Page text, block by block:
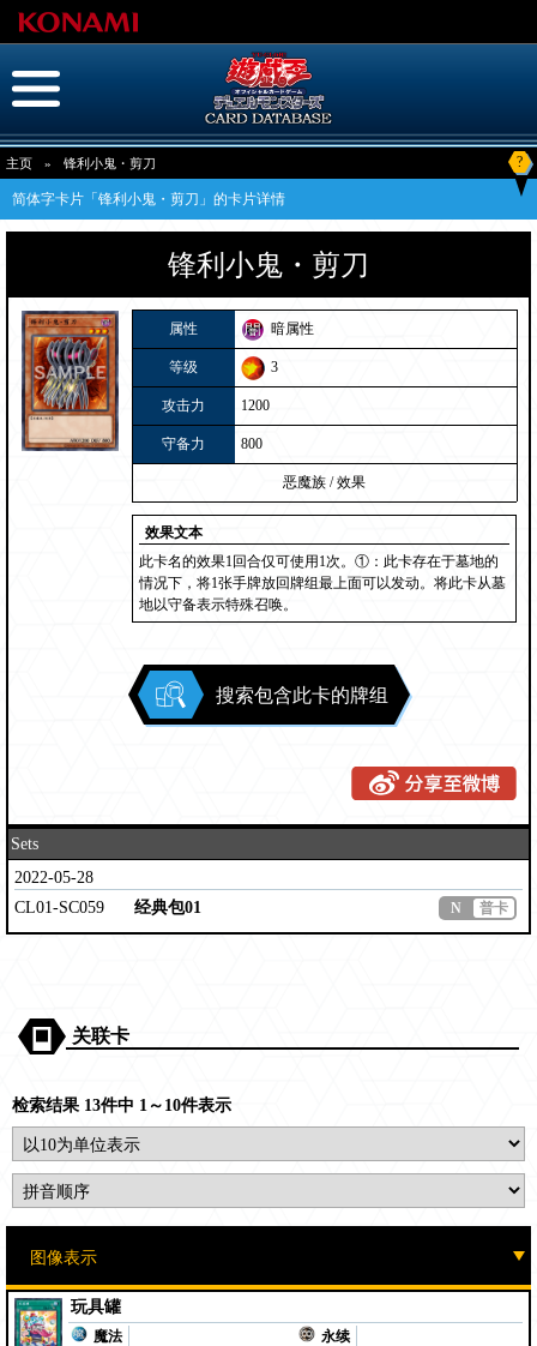
主页 » 锋利小鬼・剪刀 ?
简体字卡片「锋利小鬼・剪刀」的卡片详情
锋利小鬼・剪刀
属性 暗属性
等级 3
攻击力 1200
守备力 800
恶魔族 / 效果
效果文本
此卡名的效果1回合仅可使用1次。①：此卡存在于墓地的
情况下，将1张手牌放回牌组最上面可以发动。将此卡从墓
地以守备表示特殊召唤。
搜索包含此卡的牌组
Sets
2022-05-28
CL01-SC059
经典包01 N 普卡
关联卡
检索结果 13件中 1～10件表示
玩具罐
魔法
永续